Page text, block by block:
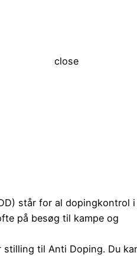
close
står for al dopingkontrol i
på besøg til kampe og
stilling til Anti Doping. Du